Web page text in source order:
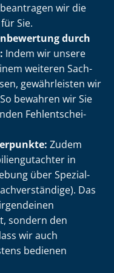
wir die
Sie.
durch
Indem wir unsere
weiteren Sach­
gewährleisten wir
bewahren wir Sie
Fehl­ent­schei­
Zudem
in
über Spe­zi­al­
Das
sondern den
wir auch
bedienen